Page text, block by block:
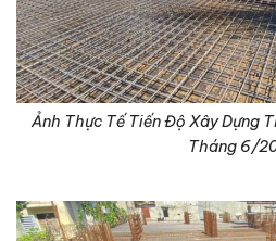
Ảnh Thực Tế Tiến Độ Xây Dựng
Tháng 6/